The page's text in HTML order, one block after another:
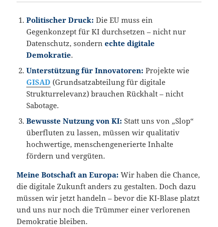
Politischer Druck: Die EU muss ein
Gegenkonzept für KI durchsetzen – nicht nur
Datenschutz, sondernechte digitale
Demokratie.
Unterstützung für Innovatoren: Projekte wie
GISAD (Grundsatzabteilung für digitale
Strukturrelevanz) brauchen Rückhalt – nicht
Sabotage.
Bewusste Nutzung von KI: Statt uns von „Slop“
überfluten zu lassen, müssen wir qualitativ
hochwertige, menschengenerierte Inhalte
fördern und vergüten.
Meine Botschaft an Europa: Wir haben die Chance,
die digitale Zukunft anders zu gestalten. Doch dazu
müssen wir jetzt handeln – bevor die KI-Blase platzt
und uns nur noch die Trümmer einer verlorenen
Demokratie bleiben.